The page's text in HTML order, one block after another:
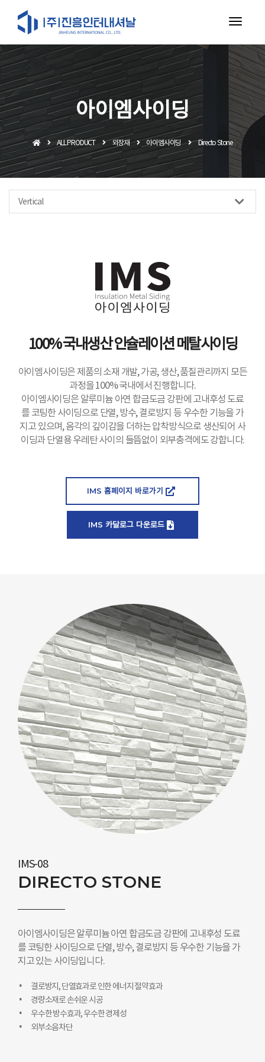
아이엠사이딩
ALL PRODUCT 외장재 아이엠사이딩 Directo Stone
Vertical
100% 국내생산 인슐레이션 메탈사이딩
아이엠사이딩은 제품의 소재 개발, 가공, 생산, 품질관리까지 모든
과정을 100% 국내에서 진행합니다.
아이엠사이딩은 알루미늄 아연 합금도금 강판에 고내후성 도료
를 코팅한 사이딩으로 단열, 방수, 결로방지 등 우수한 기능을 가
지고 있으며, 음각의 깊이감을 더하는 압착방식으로 생산되어 사
이딩과 단열용 우레탄 사이의 들뜸없이 외부충격에도 강합니다.
IMS 홈페이지 바로가기
IMS 카달로그 다운로드
IMS-08
DIRECTO STONE
아이엠사이딩은 알루미늄 아연 합금도금 강판에 고내후성 도료
를 코팅한 사이딩으로 단열, 방수, 결로방지 등 우수한 기능을 가
지고 있는 사이딩입니다.
결로방지, 단열효과로 인한 에너지 절약효과
경량소재로 손쉬운 시공
우수한 방수효과, 우수한 경제성
외부소음차단